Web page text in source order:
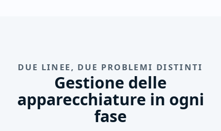
DUE LINEE, DUE PROBLEMI DISTINTI
Gestione delle
apparecchiature in ogni
fase